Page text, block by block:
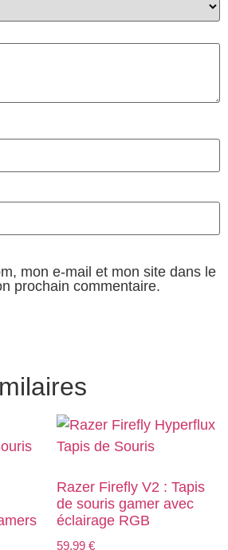
mon e-mail et mon site dans le
prochain commentaire.
Razer Firefly V2 : Tapis
de souris gamer avec
éclairage RGB
59,99 €